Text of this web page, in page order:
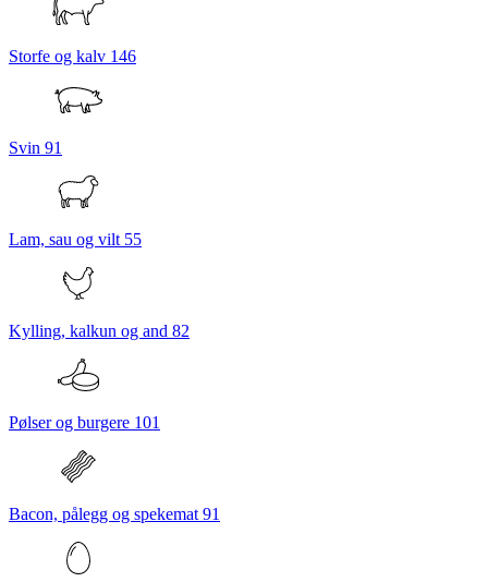
Storfe og kalv 146
Svin 91
Lam, sau og vilt 55
Kylling, kalkun og and 82
Pølser og burgere 101
Bacon, pålegg og spekemat 91